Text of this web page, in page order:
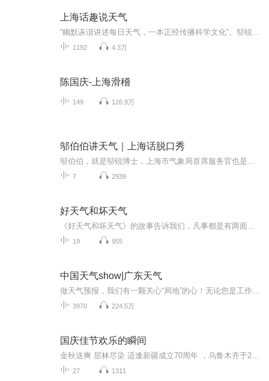
上海话趣说天气
1192 4.3万
陈国庆-上海滑稽
149 126.9万
邬伯伯讲天气｜上海话脱口秀
7 2939
好天气和坏天气
19 955
中国天气show|广东天气
3970 224.5万
国庆佳节欢乐的瞬间
27 1311